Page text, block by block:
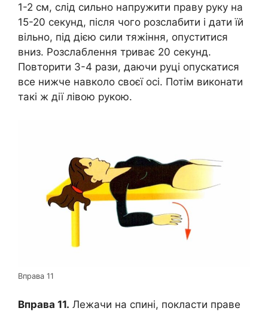
1-2 см, слід сильно напружити праву руку на
15-20 секунд, після чого розслабити і дати їй
вільно, під дією сили тяжіння, опуститися
вниз. Розслаблення триває 20 секунд.
Повторити 3-4 рази, даючи руці опускатися
все нижче навколо своєї осі. Потім виконати
такі ж дії лівою рукою.
Вправа 11
Вправа 11. Лежачи на спині, покласти праве